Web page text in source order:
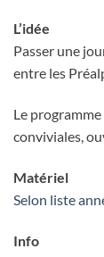
L’idée
Passer une
entre les
Le
conviviales,
Matériel
Selon liste
Info